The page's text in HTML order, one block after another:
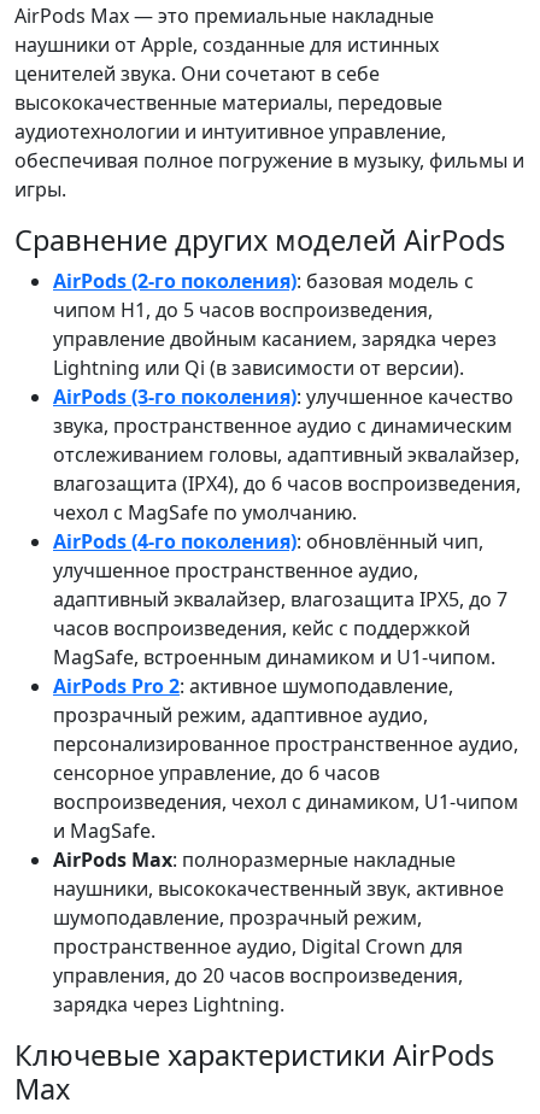
AirPods Max — это премиальные накладные
наушники от Apple, созданные для истинных
ценителей звука. Они сочетают в себе
высококачественные материалы, передовые
аудиотехнологии и интуитивное управление,
обеспечивая полное погружение в музыку, фильмы и
игры.
Сравнение других моделей AirPods
AirPods (2-го поколения): базовая модель с
чипом H1, до 5 часов воспроизведения,
управление двойным касанием, зарядка через
Lightning или Qi (в зависимости от версии).
AirPods (3-го поколения): улучшенное качество
звука, пространственное аудио с динамическим
отслеживанием головы, адаптивный эквалайзер,
влагозащита (IPX4), до 6 часов воспроизведения,
чехол с MagSafe по умолчанию.
AirPods (4-го поколения): обновлённый чип,
улучшенное пространственное аудио,
адаптивный эквалайзер, влагозащита IPX5, до 7
часов воспроизведения, кейс с поддержкой
MagSafe, встроенным динамиком и U1-чипом.
AirPods Pro 2: активное шумоподавление,
прозрачный режим, адаптивное аудио,
персонализированное пространственное аудио,
сенсорное управление, до 6 часов
воспроизведения, чехол с динамиком, U1-чипом
и MagSafe.
AirPods Max: полноразмерные накладные
наушники, высококачественный звук, активное
шумоподавление, прозрачный режим,
пространственное аудио, Digital Crown для
управления, до 20 часов воспроизведения,
зарядка через Lightning.
Ключевые характеристики AirPods
Max